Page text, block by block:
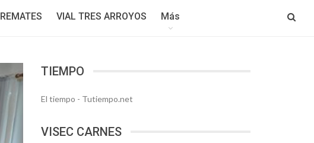
REMATES VIAL TRES ARROYOS Más
TIEMPO
El tiempo - Tutiempo.net
VISEC CARNES